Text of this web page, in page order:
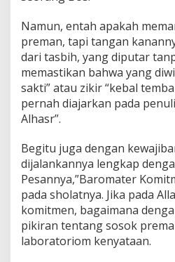
Namun, entah apakah
preman, tapi tangan
dari tasbih, yang diputar
memastikan bahwa yang
sakti” atau zikir “kebal
pernah diajarkan pada
Alhasr”.
Begitu juga dengan
dijalankannya lengkap
Pesannya,”Baromater
pada sholatnya. Jika pada
komitmen, bagaimana
pikiran tentang sosok
laboratoriom kenyataan.